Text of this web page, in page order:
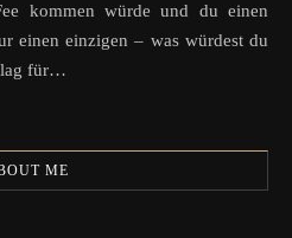
kommen würde und du einen
einen einzigen – was würdest du
lag für…
ME